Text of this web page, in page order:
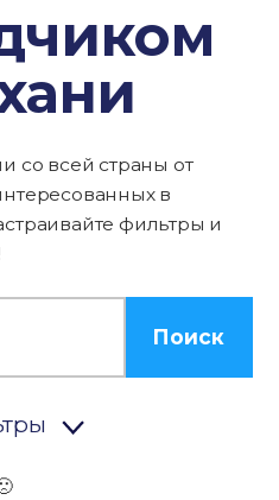
со всей страны от
в
фильтры и
Поиск